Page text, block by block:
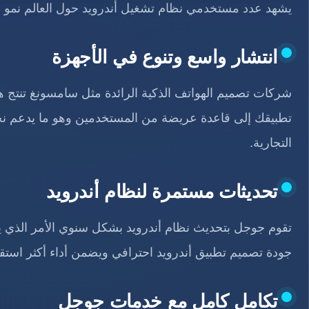
يشهد عدد مستخدمي نظام تشغيل أندرويد حول العالم
انتشار واسع وتنوع في الأجهزة
شركات تصميم الهواتف الذكية الرائدة مثل سامسونغ
تطبيقك إلى قاعدة عريضة من المستخدمين وهو ما يدعم
التجارية.
تحديثات مستمرة لنظام أندرويد
تقوم جوجل بتحديث نظام أندرويد بشكل سنوي الأمر
جودة تصميم تطبيق أندرويد احترافي ويضمن أداء أكثر
تكامل كامل مع خدمات جوجل